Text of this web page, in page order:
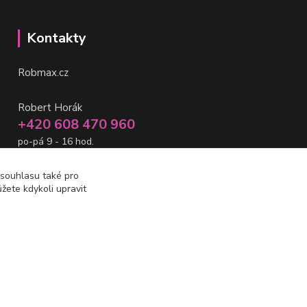
Kontakty
Robmax.cz
Robert Horák
+420 608 470 960
po-pá 9 - 16 hod.
info@robmax.cz
také pro
kdykoli upravit